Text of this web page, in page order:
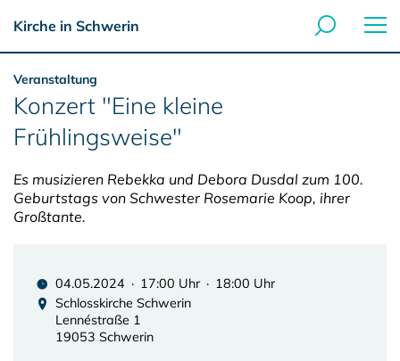
Kirche in Schwerin
Veranstaltung
Konzert "Eine kleine
Frühlingsweise"
Es musizieren Rebekka und Debora Dusdal zum 100.
Geburtstags von Schwester Rosemarie Koop, ihrer
Großtante.
04.05.2024 · 17:00 Uhr · 18:00 Uhr
Schlosskirche Schwerin
Lennéstraße 1
19053 Schwerin